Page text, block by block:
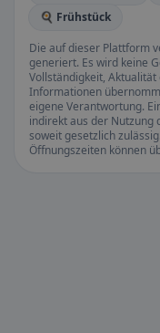
🍳 Frühstück
Die auf dieser Plattform
generiert. Es wird keine
Vollständigkeit,
Informationen
eigene Verantwortung.
indirekt aus der Nutzung
soweit gesetzlich
Öffnungszeiten können